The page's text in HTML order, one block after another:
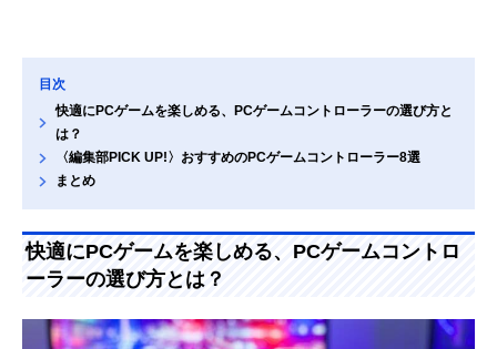
目次
快適にPCゲームを楽しめる、PCゲームコントローラーの選び方と
は？
〈編集部PICK UP!〉おすすめのPCゲームコントローラー8選
まとめ
快適にPCゲームを楽しめる、PCゲームコントロ
ーラーの選び方とは？